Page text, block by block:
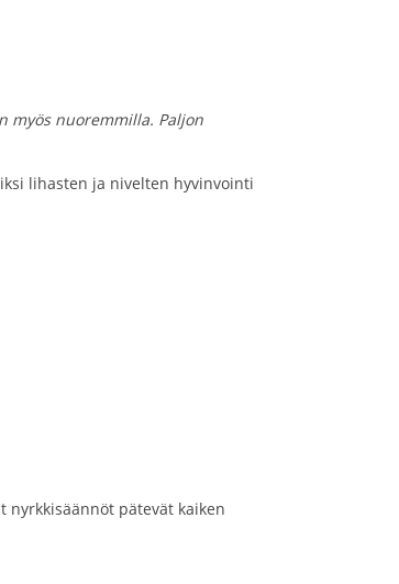
myös nuoremmilla. Paljon
lihasten ja nivelten hyvinvointi
pätevät kaiken